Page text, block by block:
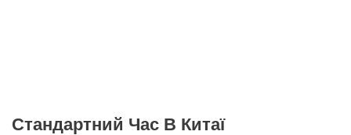
Стандартний Час В Китаї